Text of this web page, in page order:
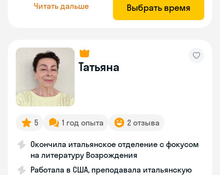
Читать дальше Выбрать время
Татьяна
5 1 год опыта 2 отзыва
Окончила итальянское отделение с фокусом
на литературу Возрождения
Работала в США, преподавала итальянскую